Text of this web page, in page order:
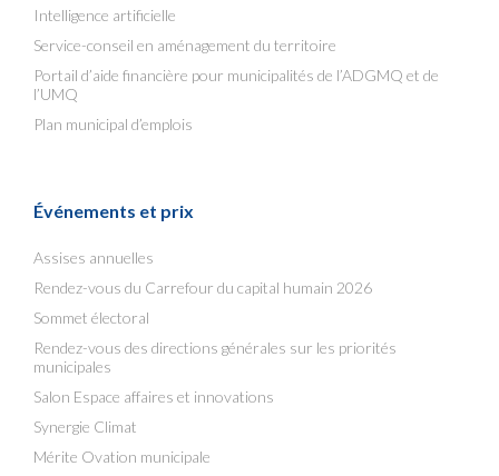
Intelligence artificielle
Service-conseil en aménagement du territoire
Portail d’aide financière pour municipalités de l’ADGMQ et de
l’UMQ
Plan municipal d’emplois
Événements et prix
Assises annuelles
Rendez-vous du Carrefour du capital humain 2026
Sommet électoral
Rendez-vous des directions générales sur les priorités
municipales
Salon Espace affaires et innovations
Synergie Climat
Mérite Ovation municipale